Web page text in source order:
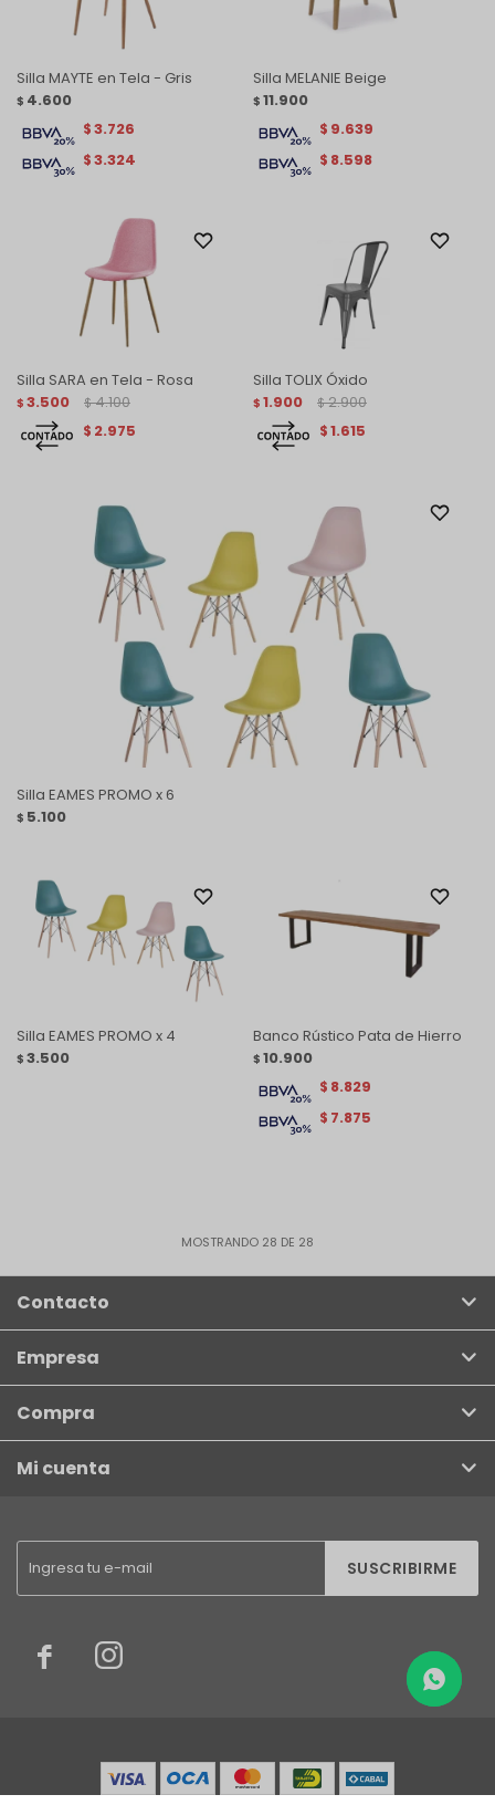
Silla MAYTE en Tela - Gris
$ 4.600
$3.324
$3.726
Silla MELANIE Beige
$ 11.900
$ 8.598
$ 9.639
Silla SARA en Tela - Rosa
$ 3.500 $ 4.100
$ 2.975
Silla TOLIX Óxido
$ 1.900 $ 2.900
$1.615
Silla EAMES PROMO x 6
$ 5.100
Silla EAMES PROMO x 4
$ 3.500
Banco Rústico Pata de Hierro
$ 10.900
$ 7.875
$ 8.829
MOSTRANDO 28 DE 28
SUSCRIBIRME
 
Contacto
Empresa
Compra
Mi cuenta